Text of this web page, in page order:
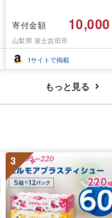
月前半(1〜15日)から
月下旬までの発送) フ
ーツ ぶどう 果物 山梨
産 2026 旬 大粒 高級
寄付金額 10,000
山梨県 富士吉田市
1サイトで掲載
もっと見る
3